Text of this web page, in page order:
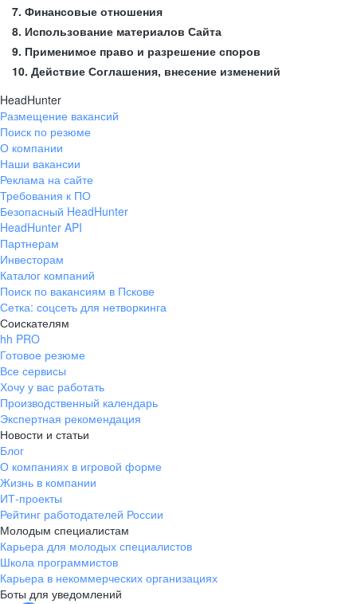
7. Финансовые отношения
8. Использование материалов Сайта
9. Применимое право и разрешение споров
10. Действие Соглашения, внесение изменений
HeadHunter
Размещение вакансий
Поиск по резюме
О компании
Наши вакансии
Реклама на сайте
Требования к ПО
Безопасный HeadHunter
HeadHunter API
Партнерам
Инвесторам
Каталог компаний
Поиск по вакансиям в Пскове
Сетка: соцсеть для нетворкинга
Соискателям
hh PRO
Готовое резюме
Все сервисы
Хочу у вас работать
Производственный календарь
Экспертная рекомендация
Новости и статьи
Блог
О компаниях в игровой форме
Жизнь в компании
ИТ-проекты
Рейтинг работодателей России
Молодым специалистам
Карьера для молодых специалистов
Школа программистов
Карьера в некоммерческих организациях
Боты для уведомлений